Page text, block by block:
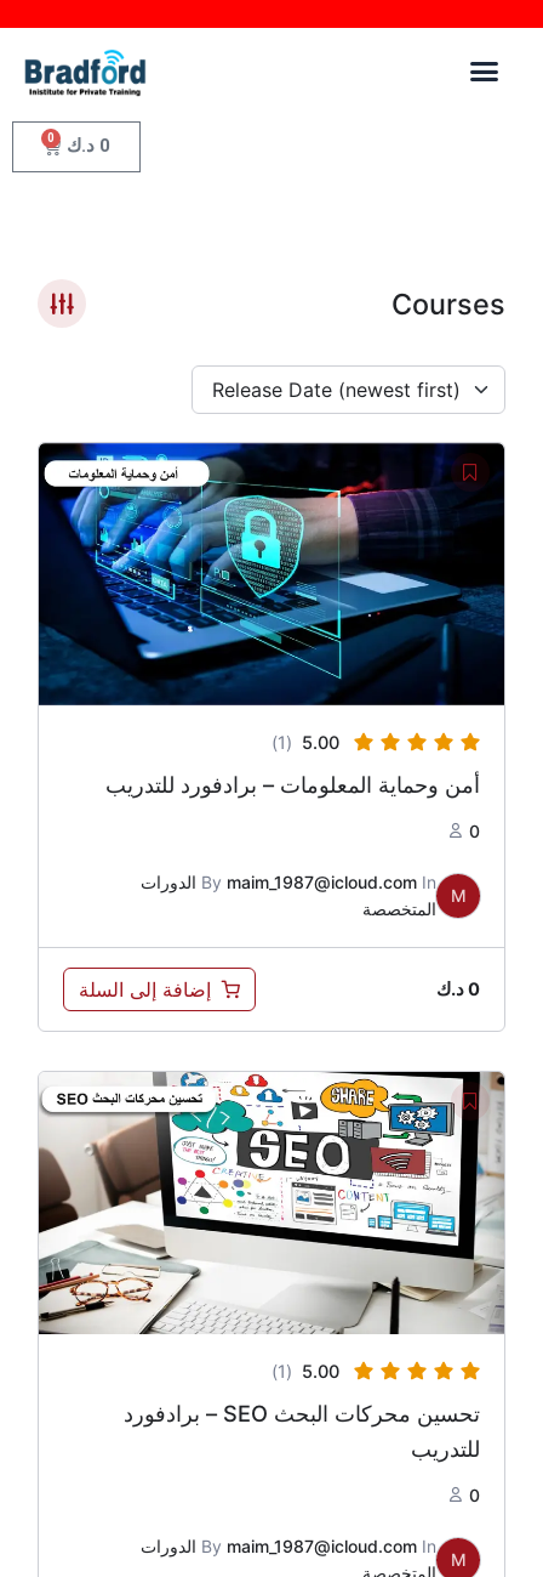
0 د.ك 0
Courses
Release Date (newest first)
5.00
(1)
أمن وحماية المعلومات – برادفورد للتدريب
0
M
By maim_1987@icloud.com In
الدورات
المتخصصة
0د.ك إضافة إلى السلة
5.00
(1)
تحسين محركات البحث SEO – برادفورد
للتدريب
0
M
By maim_1987@icloud.com In
الدورات